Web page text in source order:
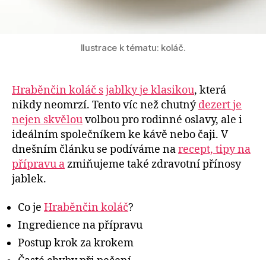
Ilustrace k tématu: koláč.
Hraběnčin koláč sjablky je klasikou, která
nikdy neomrzí. Tento víc než chutnýdezert je
nejen skvělouvolbou pro rodinné oslavy, ale i
ideálním společníkem ke kávě nebo čaji. V
dnešním článku se podíváme narecept, tipy na
přípravu azmiňujeme také zdravotní přínosy
jablek.
Co je Hraběnčin koláč?
Ingredience na přípravu
Postup krok za krokem